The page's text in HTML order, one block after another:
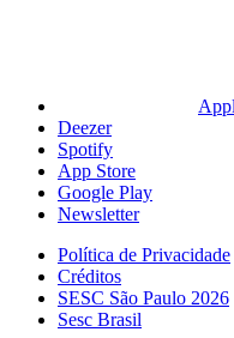
Deezer
Spotify
App Store
Google Play
Newsletter
Política de Privacidade
Créditos
SESC São Paulo 2026
Sesc Brasil